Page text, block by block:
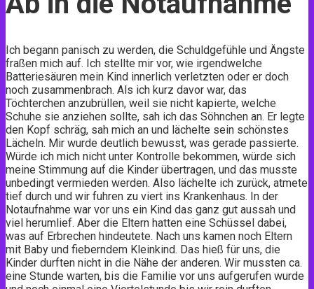
Ich begann panisch zu werden, die Schuldgefühle und Ängste
fraßen mich auf. Ich stellte mir vor, wie irgendwelche
Batteriesäuren mein Kind innerlich verletzten oder er doch
noch zusammenbrach. Als ich kurz davor war, das
Töchterchen anzubrüllen, weil sie nicht kapierte, welche
Schuhe sie anziehen sollte, sah ich das Söhnchen an. Er legte
den Kopf schräg, sah mich an und lächelte sein schönstes
Lächeln. Mir wurde deutlich bewusst, was gerade passierte.
Würde ich mich nicht unter Kontrolle bekommen, würde sich
meine Stimmung auf die Kinder übertragen, und das musste
unbedingt vermieden werden. Also lächelte ich zurück, atmete
tief durch und wir fuhren zu viert ins Krankenhaus. In der
Notaufnahme war vor uns ein Kind das ganz gut aussah und
viel herumlief. Aber die Eltern hatten eine Schüssel dabei,
was auf Erbrechen hindeutete. Nach uns kamen noch Eltern
mit Baby und fieberndem Kleinkind. Das hieß für uns, die
Kinder durften nicht in die Nähe der anderen. Wir mussten ca.
eine Stunde warten, bis die Familie vor uns aufgerufen wurde